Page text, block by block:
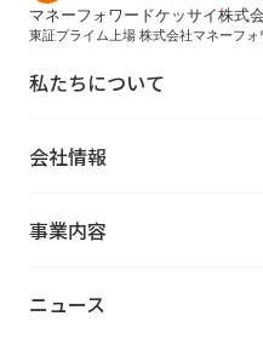
マネーフォワードケッサイ株式
東証プライム上場 株式会社マネーフ
私たちについて
会社情報
事業内容
ニュース